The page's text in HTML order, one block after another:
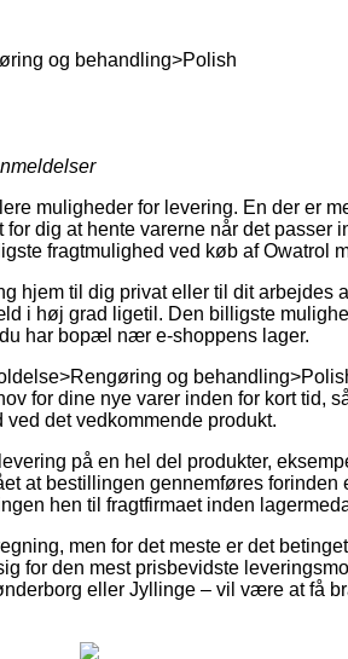
og behandling>Polish
muligheder for levering. En der er
dig at hente varerne når det passer
fragtmulighed ved køb af Owatrol
hjem til dig privat eller til dit arbejdes
i høj grad ligetil. Den billigste
har bopæl nær e-shoppens lager.
og
for dine nye varer inden for kort tid,
det vedkommende produkt.
på en hel del produkter,
at bestillingen gennemføres
hen til fragtfirmaet inden
men for det meste er det
for den mest prisbevidste
eller Jyllinge – vil være at få